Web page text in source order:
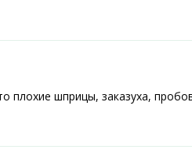
плохие шприцы, заказуха,